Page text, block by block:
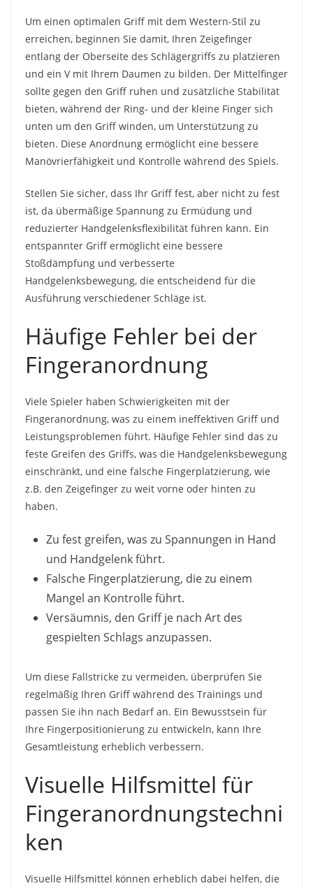
Um einen optimalen Griff mit dem Western-Stil zu
erreichen, beginnen Sie damit, Ihren Zeigefinger
entlang der Oberseite des Schlägergriffs zu platzieren
und ein V mit Ihrem Daumen zu bilden. Der Mittelfinger
sollte gegen den Griff ruhen und zusätzliche Stabilität
bieten, während der Ring- und der kleine Finger sich
unten um den Griff winden, um Unterstützung zu
bieten. Diese Anordnung ermöglicht eine bessere
Manövrierfähigkeit und Kontrolle während des Spiels.
Stellen Sie sicher, dass Ihr Griff fest, aber nicht zu fest
ist, da übermäßige Spannung zu Ermüdung und
reduzierter Handgelenksflexibilität führen kann. Ein
entspannter Griff ermöglicht eine bessere
Stoßdämpfung und verbesserte
Handgelenksbewegung, die entscheidend für die
Ausführung verschiedener Schläge ist.
Häufige Fehler bei der
Fingeranordnung
Viele Spieler haben Schwierigkeiten mit der
Fingeranordnung, was zu einem ineffektiven Griff und
Leistungsproblemen führt. Häufige Fehler sind das zu
feste Greifen des Griffs, was die Handgelenksbewegung
einschränkt, und eine falsche Fingerplatzierung, wie
z.B. den Zeigefinger zu weit vorne oder hinten zu
haben.
Zu fest greifen, was zu Spannungen in Hand
und Handgelenk führt.
Falsche Fingerplatzierung, die zu einem
Mangel an Kontrolle führt.
Versäumnis, den Griff je nach Art des
gespielten Schlags anzupassen.
Um diese Fallstricke zu vermeiden, überprüfen Sie
regelmäßig Ihren Griff während des Trainings und
passen Sie ihn nach Bedarf an. Ein Bewusstsein für
Ihre Fingerpositionierung zu entwickeln, kann Ihre
Gesamtleistung erheblich verbessern.
Visuelle Hilfsmittel für
Fingeranordnungstechni
ken
Visuelle Hilfsmittel können erheblich dabei helfen, die